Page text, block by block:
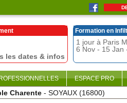
les dates & infos
Formation en
1 jour à Paris
6 Nov - 15 Jan
ESPACE PRO
Charente - SOYAUX (16800)